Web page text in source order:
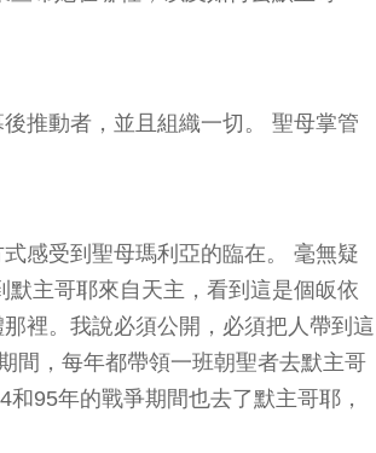
推動者，並且組織一切。 聖母掌管
感受到聖母瑪利亞的臨在。 毫無疑
主哥耶來自天主，看到這是個皈依
裡。我說必須公開，必須把人帶到這
間，每年都帶領一班朝聖者去默主哥
95年的戰爭期間也去了默主哥耶，